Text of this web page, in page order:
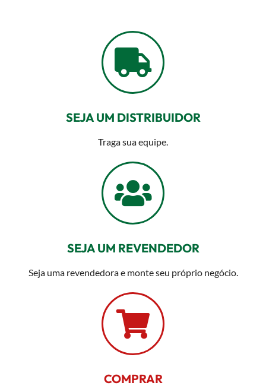
SEJA UM DISTRIBUIDOR
Traga sua equipe.
SEJA UM REVENDEDOR
Seja uma revendedora e monte seu próprio negócio.
COMPRAR